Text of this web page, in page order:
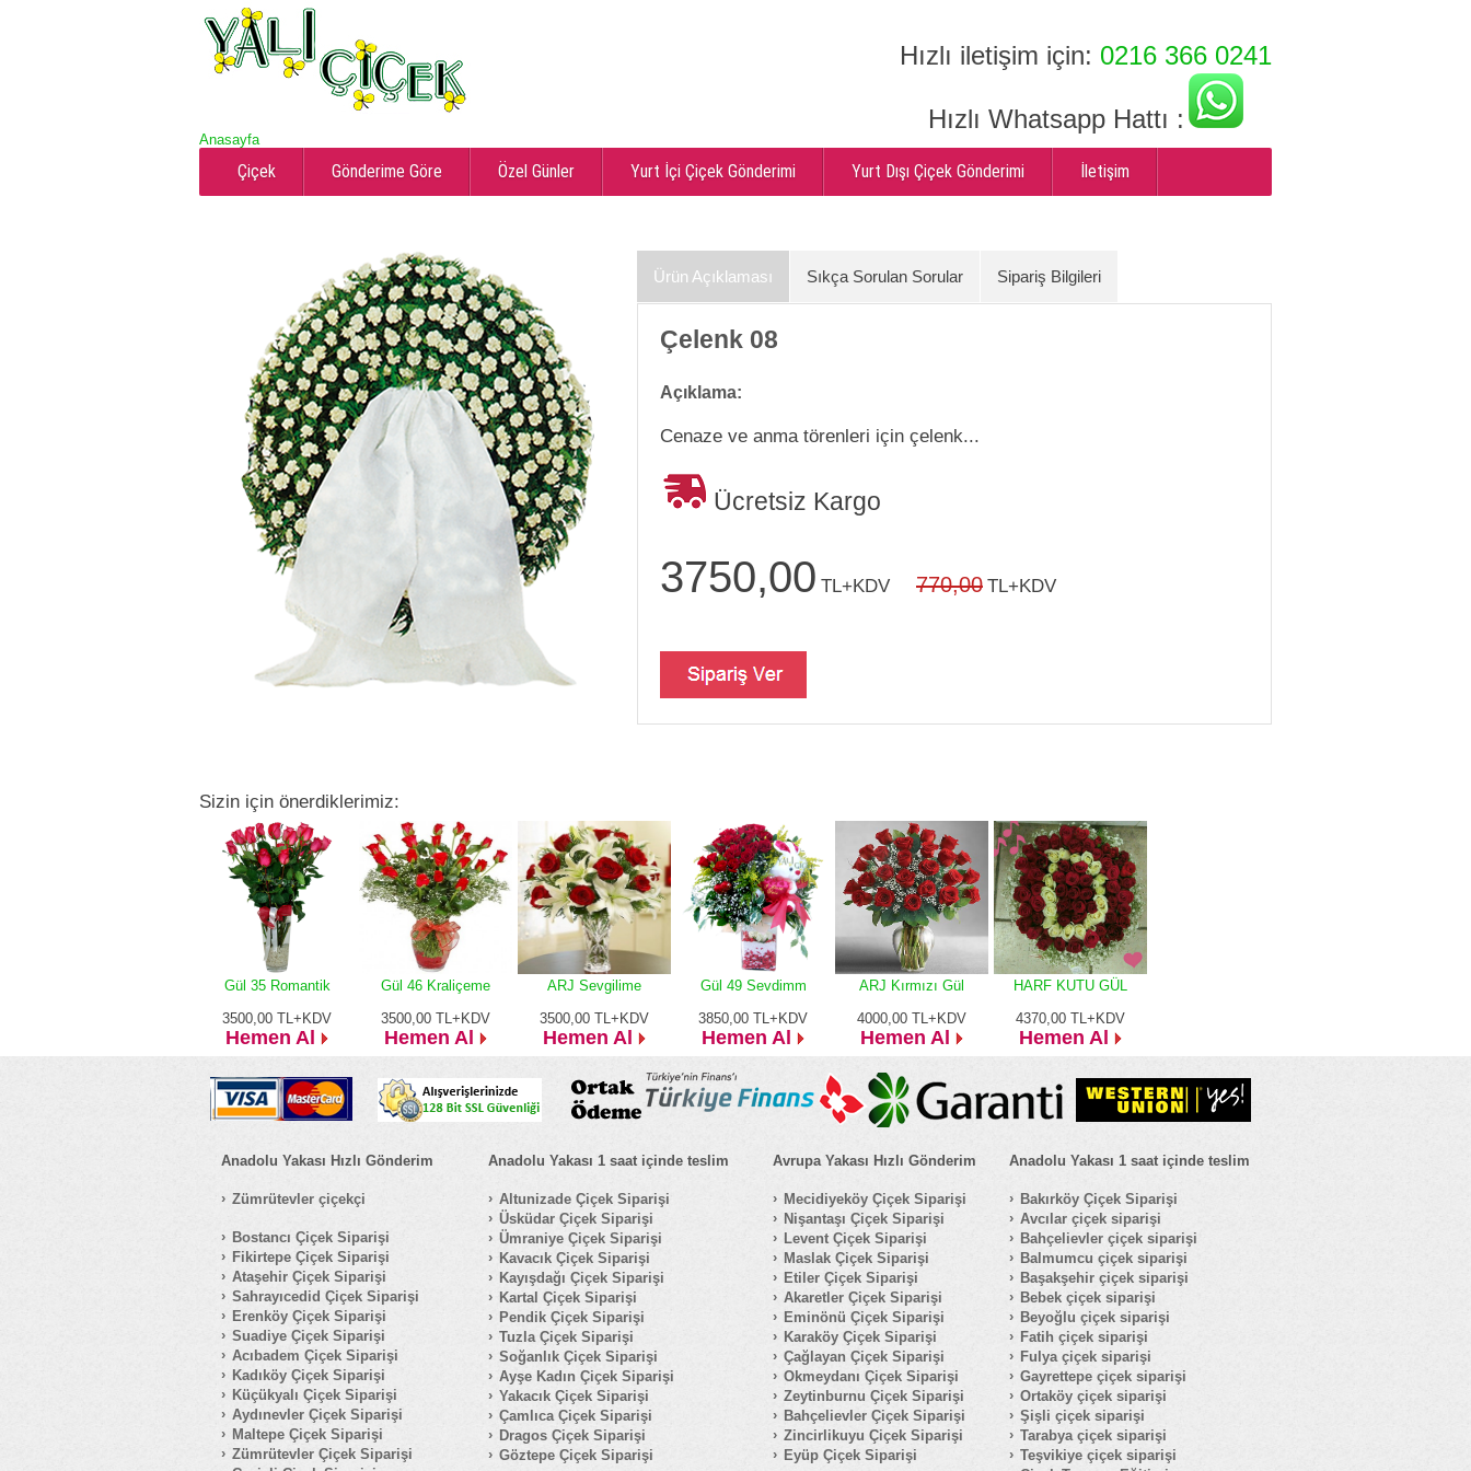
Anasayfa
Hızlı iletişim için: 0216 366 0241
Hızlı Whatsapp Hattı :
Çiçek Gönderime Göre Özel Günler Yurt İçi Çiçek Gönderimi Yurt Dışı Çiçek Gönderimi İletişim
Ürün Açıklaması Sıkça Sorulan Sorular Sipariş Bilgileri
Çelenk 08
Açıklama:
Cenaze ve anma törenleri için çelenk...
Ücretsiz Kargo
3750,00 TL+KDV 770,00 TL+KDV
Sizin için önerdiklerimiz:
Gül 35 Romantik
3500,00 TL+KDV
Hemen Al
Gül 46 Kraliçeme
3500,00 TL+KDV
Hemen Al
ARJ Sevgilime
3500,00 TL+KDV
Hemen Al
Gül 49 Sevdimm
3850,00 TL+KDV
Hemen Al
ARJ Kırmızı Gül
4000,00 TL+KDV
Hemen Al
HARF KUTU GÜL
4370,00 TL+KDV
Hemen Al
Anadolu Yakası Hızlı Gönderim
Zümrütevler çiçekçi
Bostancı Çiçek Siparişi
Fikirtepe Çiçek Siparişi
Ataşehir Çiçek Siparişi
Sahrayıcedid Çiçek Siparişi
Erenköy Çiçek Siparişi
Suadiye Çiçek Siparişi
Acıbadem Çiçek Siparişi
Kadıköy Çiçek Siparişi
Küçükyalı Çiçek Siparişi
Aydınevler Çiçek Siparişi
Maltepe Çiçek Siparişi
Zümrütevler Çiçek Siparişi
Anadolu Yakası 1 saat içinde teslim
Altunizade Çiçek Siparişi
Üsküdar Çiçek Siparişi
Ümraniye Çiçek Siparişi
Kavacık Çiçek Siparişi
Kayışdağı Çiçek Siparişi
Kartal Çiçek Siparişi
Pendik Çiçek Siparişi
Tuzla Çiçek Siparişi
Soğanlık Çiçek Siparişi
Ayşe Kadın Çiçek Siparişi
Yakacık Çiçek Siparişi
Çamlıca Çiçek Siparişi
Dragos Çiçek Siparişi
Göztepe Çiçek Siparişi
Avrupa Yakası Hızlı Gönderim
Mecidiyeköy Çiçek Siparişi
Nişantaşı Çiçek Siparişi
Levent Çiçek Siparişi
Maslak Çiçek Siparişi
Etiler Çiçek Siparişi
Akaretler Çiçek Siparişi
Eminönü Çiçek Siparişi
Karaköy Çiçek Siparişi
Çağlayan Çiçek Siparişi
Okmeydanı Çiçek Siparişi
Zeytinburnu Çiçek Siparişi
Bahçelievler Çiçek Siparişi
Zincirlikuyu Çiçek Siparişi
Eyüp Çiçek Siparişi
Anadolu Yakası 1 saat içinde teslim
Bakırköy Çiçek Siparişi
Avcılar çiçek siparişi
Bahçelievler çiçek siparişi
Balmumcu çiçek siparişi
Başakşehir çiçek siparişi
Bebek çiçek siparişi
Beyoğlu çiçek siparişi
Fatih çiçek siparişi
Fulya çiçek siparişi
Gayrettepe çiçek siparişi
Ortaköy çiçek siparişi
Şişli çiçek siparişi
Tarabya çiçek siparişi
Teşvikiye çiçek siparişi